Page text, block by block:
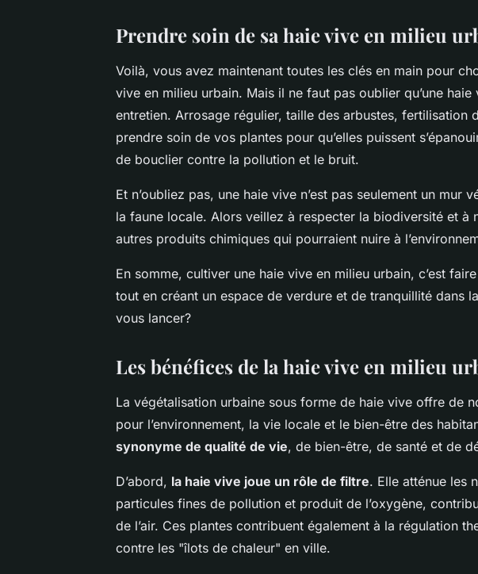
Prendre soin de sa haie vive en milieu
Voilà, vous avez maintenant toutes les clés en main pour
vive en milieu urbain. Mais il ne faut pas oublier qu’une
entretien. Arrosage régulier, taille des arbustes, fertilisation
prendre soin de vos plantes pour qu’elles puissent
de bouclier contre la pollution et le bruit.
Et n’oubliez pas, une haie vive n’est pas seulement un mur
la faune locale. Alors veillez à respecter la biodiversité et à
autres produits chimiques qui pourraient nuire à
En somme, cultiver une haie vive en milieu urbain, c’est
tout en créant un espace de verdure et de tranquillité dans
vous lancer?
Les bénéfices de la haie vive en milieu
La végétalisation urbaine sous forme de haie vive offre de
pour l’environnement, la vie locale et le bien-être des
synonyme de qualité de vie, de bien-être, de santé et de
D’abord, la haie vive joue un rôle de filtre. Elle atténue les
particules fines de pollution et produit de l’oxygène,
de l’air. Ces plantes contribuent également à la régulation
contre les "îlots de chaleur" en ville.